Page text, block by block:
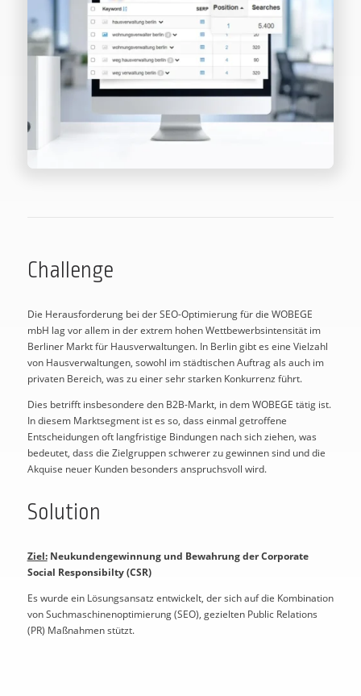
Challenge
Die Herausforderung bei der SEO-Optimierung für die WOBEGE
mbH lag vor allem in der extrem hohen Wettbewerbsintensität im
Berliner Markt für Hausverwaltungen. In Berlin gibt es eine Vielzahl
von Hausverwaltungen, sowohl im städtischen Auftrag als auch im
privaten Bereich, was zu einer sehr starken Konkurrenz führt.
Dies betrifft insbesondere den B2B-Markt, in dem WOBEGE tätig ist.
In diesem Marktsegment ist es so, dass einmal getroffene
Entscheidungen oft langfristige Bindungen nach sich ziehen, was
bedeutet, dass die Zielgruppen schwerer zu gewinnen sind und die
Akquise neuer Kunden besonders anspruchsvoll wird.
Solution
Ziel:Neukundengewinnung und Bewahrung der Corporate
Social Responsibilty (CSR)
Es wurde ein Lösungsansatz entwickelt, der sich auf die Kombination
von Suchmaschinenoptimierung (SEO), gezielten Public Relations
(PR) Maßnahmen stützt.